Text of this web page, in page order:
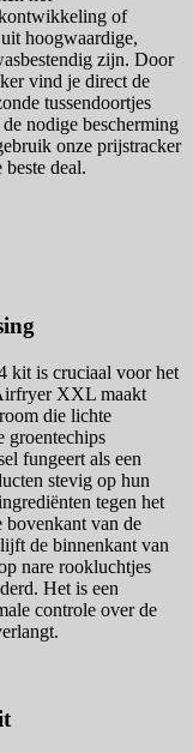
of
hoogwaardige,
zijn. Door
vind je direct de
tussendoortjes
nodige bescherming
onze prijstracker
deal.
kit is cruciaal voor het
XXL maakt
die lichte
groentechips
fungeert als een
stevig op hun
tegen het
bovenkant van de
de binnenkant van
nare rookluchtjes
Het is een
controle over de